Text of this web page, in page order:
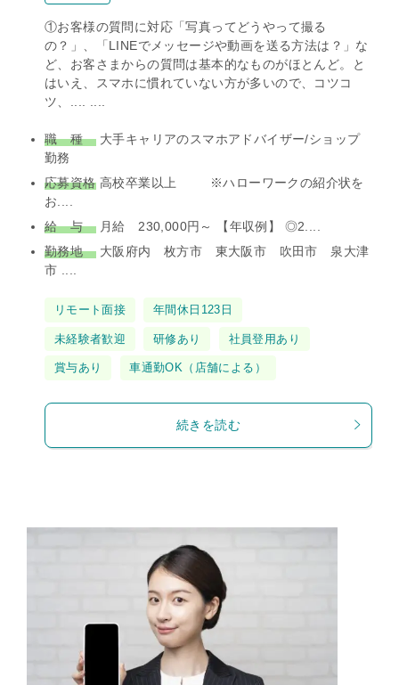
①お客様の質問に対応「写真ってどうやって撮る
の？」、「LINEでメッセージや動画を送る方法は？」な
ど、お客さまからの質問は基本的なものがほとんど。と
はいえ、スマホに慣れていない方が多いので、コツコ
ツ、.... ....
職 種大手キャリアのスマホアドバイザー/ショップ
勤務
応募資格高校卒業以上 ※ハローワークの紹介状を
お....
給 与月給 230,000円～ 【年収例】 ◎2....
勤務地大阪府内 枚方市 東大阪市 吹田市 泉大津
市 ....
タリモート面接 年間休日123日
未経験者歓迎 研修あり 社員登用あり
賞与あり 車通勤OK（店舗による）
続きを読む